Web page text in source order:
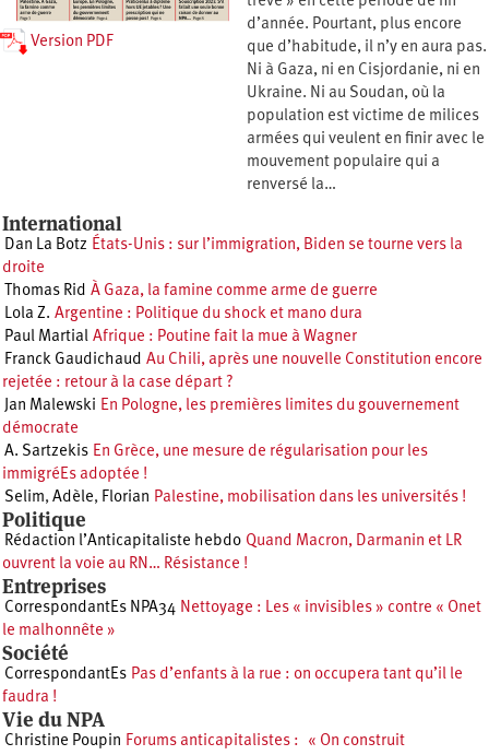
d’année. Pourtant, plus encore
que d’habitude, il n’y en aura pas.
Ni à Gaza, ni en Cisjordanie, ni en
Ukraine. Ni au Soudan, où la
population est victime de milices
armées qui veulent en finir avec le
mouvement populaire qui a
renversé la…
Version PDF
International
Dan La Botz États-Unis : sur l’immigration, Biden se tourne vers la
droite
Thomas Rid À Gaza, la famine comme arme de guerre
Lola Z. Argentine : Politique du shock et mano dura
Paul Martial Afrique : Poutine fait la mue à Wagner
Franck Gaudichaud Au Chili, après une nouvelle Constitution encore
rejetée : retour à la case départ ?
Jan Malewski En Pologne, les premières limites du gouvernement
démocrate
A. Sartzekis En Grèce, une mesure de régularisation pour les
immigréEs adoptée !
Selim, Adèle, Florian Palestine, mobilisation dans les universités !
Politique
Rédaction l’Anticapitaliste hebdo Quand Macron, Darmanin et LR
ouvrent la voie au RN… Résistance !
Entreprises
CorrespondantEs NPA34 Nettoyage : Les « invisibles » contre « Onet
le malhonnête »
Société
CorrespondantEs Pas d’enfants à la rue : on occupera tant qu’il le
faudra !
Vie du NPA
Christine Poupin Forums anticapitalistes : « On construit